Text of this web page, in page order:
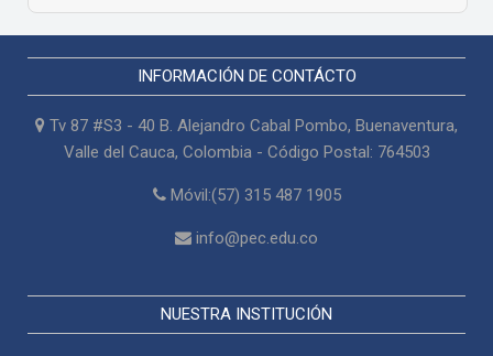
INFORMACIÓN DE CONTÁCTO
Tv 87 #S3 - 40 B. Alejandro Cabal Pombo, Buenaventura,
Valle del Cauca, Colombia - Código Postal: 764503
Móvil:(57) 315 487 1905
info@pec.edu.co
NUESTRA INSTITUCIÓN